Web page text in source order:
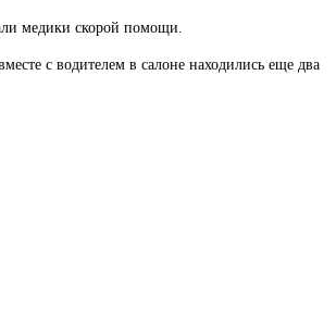
медики скорой помощи.
с водителем в салоне находились еще два